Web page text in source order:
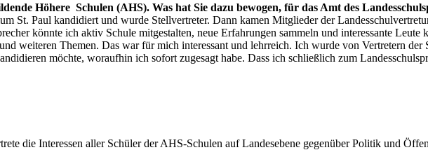
Höhere Schulen (AHS). Was hat Sie dazu bewogen, für das Amt des
St. Paul kandidiert und wurde Stellvertreter. Dann kamen Mitglieder der
könnte ich aktiv Schule mitgestalten, neue Erfahrungen sammeln und interessante
weiteren Themen. Das war für mich interessant und lehrreich. Ich wurde von Vertretern
möchte, woraufhin ich sofort zugesagt habe. Dass ich schließlich zum
die Interessen aller Schüler der AHS-Schulen auf Landesebene gegenüber Politik und